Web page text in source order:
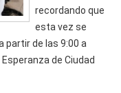
recordando que
esta vez se
partir de las 9:00 a
de Ciudad